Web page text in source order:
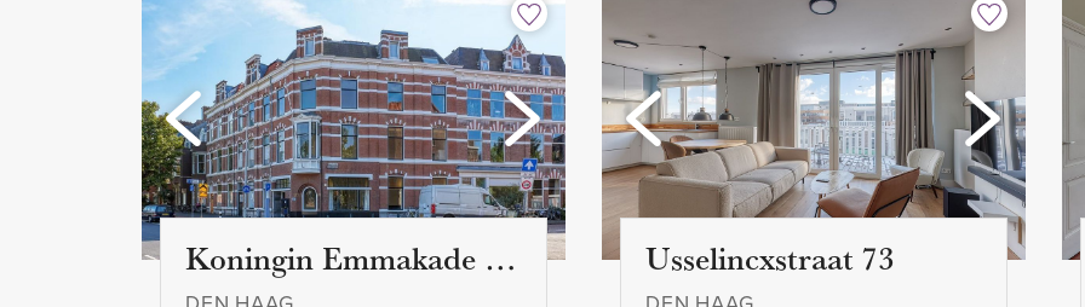
van een open haard. De originele, dubbele glas-in-lood
deuren scheiden de woonkamer van de eetkamer. Beide
ruimtes beschikken over inbouwkasten. De moderne open
keuken beschikt over alle benodigde inbouwapparatuur
zoals gasfornuis met oven en afzuigkap, vaatwasser,
magnetron, koelkast en vriezer. Ook is er een eiland met
extra opbergruimte en bar.
- Volledig voorzien van
- Volledig voorzien van
- Heerlijke achtertuin op
- Balkon en terras, beiden
- Originele details
- Geweldige locatie dichtbij
- Niet geschikt voor
- Huurprijs € 3.000,00,- p.m.
Koningin Emmakade 157 Usselincxstraat 73